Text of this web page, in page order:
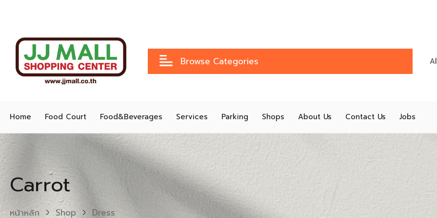
Browse Categories
Home Food Court Food&Beverages Services Parking Shops About Us Contact Us Jobs
Carrot
หน้าหลัก Shop Dress